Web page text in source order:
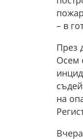
– в
През
Осем
на